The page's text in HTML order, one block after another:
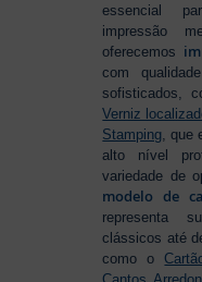
essencial
impressão
oferecemos
com
sofisticados,
Verniz
Stamping ,
alto nível
variedade de
modelo de
representa
clássicos até
como o